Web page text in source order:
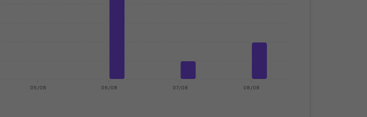
05/08 06/08 07/08 08/08